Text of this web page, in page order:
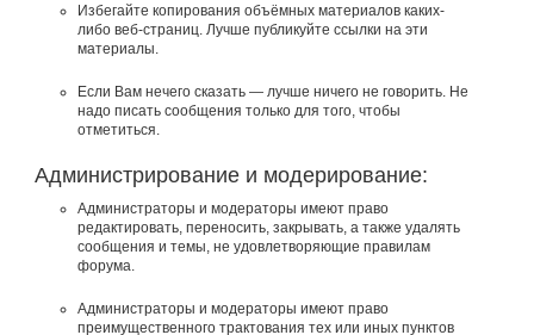
Избегайте копирования объёмных материалов каких-
либо веб-страниц. Лучше публикуйте ссылки на эти
материалы.
Если Вам нечего сказать — лучше ничего не говорить. Не
надо писать сообщения только для того, чтобы
отметиться.
Администрирование и модерирование:
Администраторы и модераторы имеют право
редактировать, переносить, закрывать, а также удалять
сообщения и темы, не удовлетворяющие правилам
форума.
Администраторы и модераторы имеют право
преимущественного трактования тех или иных пунктов